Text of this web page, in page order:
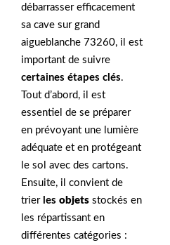
débarrasser efficacement
sa cave sur grand
aigueblanche 73260, il est
important de suivre
certaines étapes clés.
Tout d’abord, il est
essentiel de se préparer
en prévoyant une lumière
adéquate et en protégeant
le sol avec des cartons.
Ensuite, il convient de
trier les objets stockés en
les répartissant en
différentes catégories :